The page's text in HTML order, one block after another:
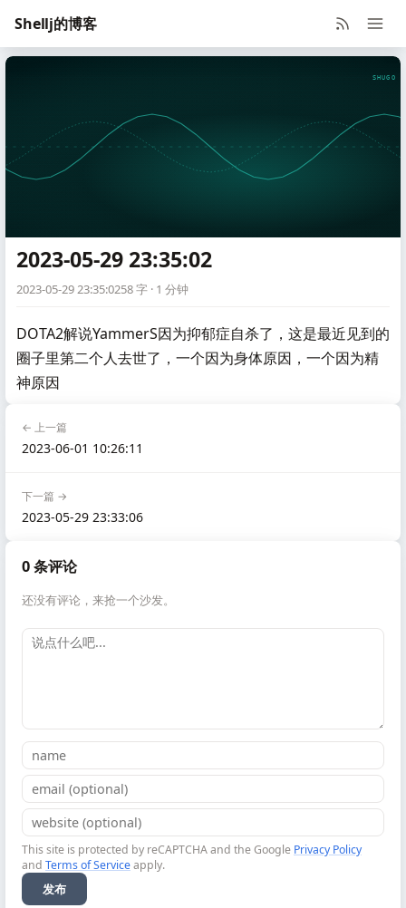
Shellj的博客
SHUGO
2023-05-29 23:35:02
2023-05-29 23:35:0258 字 · 1 分钟
DOTA2解说YammerS因为抑郁症自杀了，这是最近见到的
圈子里第二个人去世了，一个因为身体原因，一个因为精
神原因
← 上一篇
2023-06-01 10:26:11
下一篇 →
2023-05-29 23:33:06
0 条评论
还没有评论，来抢一个沙发。
This site is protected by reCAPTCHA and the Google Privacy Policy
and Terms of Serviceapply.
发布